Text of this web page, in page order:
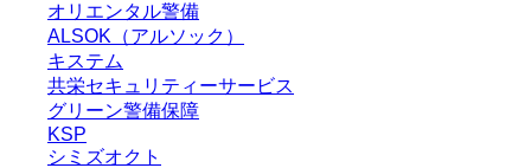
オリエンタル警備
ALSOK（アルソック）
キステム
共栄セキュリティーサービス
グリーン警備保障
KSP
シミズオクト